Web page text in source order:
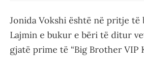
Jonida Vokshi është në pritje të
Lajmin e bukur e bëri të ditur
gjatë prime të “Big Brother VIP